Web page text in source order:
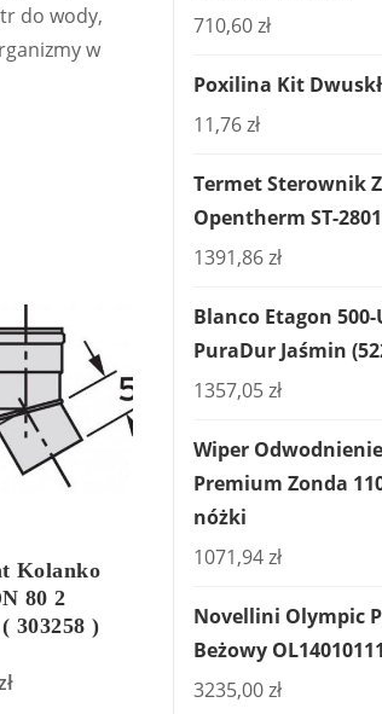
do wody,
w
Kolanko
80 2
303258 )
710,60zł
Poxilina Kit
11,76zł
Termet Sterownik
Opentherm ST-
1391,86zł
Blanco Etagon
PuraDur Jaśmin
1357,05zł
Wiper
Premium Zonda
nóżki
1071,94zł
Novellini Olympic
Beżowy
3235,00zł